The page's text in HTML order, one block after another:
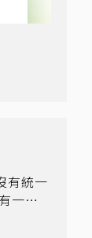
有統一
一個